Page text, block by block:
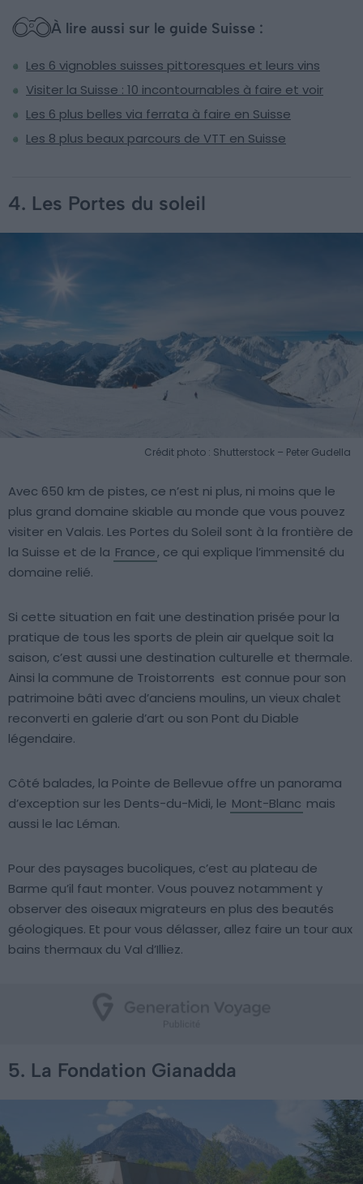
À lire aussi sur le guide Suisse :
Les 6 vignobles suisses pittoresques et leurs vins
Visiter la Suisse : 10 incontournables à faire et voir
Les 6 plus belles via ferrata à faire en Suisse
Les 8 plus beaux parcours de VTT en Suisse
4. Les Portes du soleil
Crédit photo : Shutterstock – Peter Gudella
Avec 650 km de pistes, ce n’est ni plus, ni moins que le
plus grand domaine skiable au monde que vous pouvez
visiter en Valais. Les Portes du Soleil sont à la frontière de
la Suisse et de la France, ce qui explique l’immensité du
domaine relié.
Si cette situation en fait une destination prisée pour la
pratique de tous les sports de plein air quelque soit la
saison, c’est aussi une destination culturelle et thermale.
Ainsi la commune de Troistorrents est connue pour son
patrimoine bâti avec d’anciens moulins, un vieux chalet
reconverti en galerie d’art ou son Pont du Diable
légendaire.
Côté balades, la Pointe de Bellevue offre un panorama
d’exception sur les Dents-du-Midi, le Mont-Blanc mais
aussi le lac Léman.
Pour des paysages bucoliques, c’est au plateau de
Barme qu’il faut monter. Vous pouvez notamment y
observer des oiseaux migrateurs en plus des beautés
géologiques. Et pour vous délasser, allez faire un tour aux
bains thermaux du Val d’Illiez.
5. La Fondation Gianadda